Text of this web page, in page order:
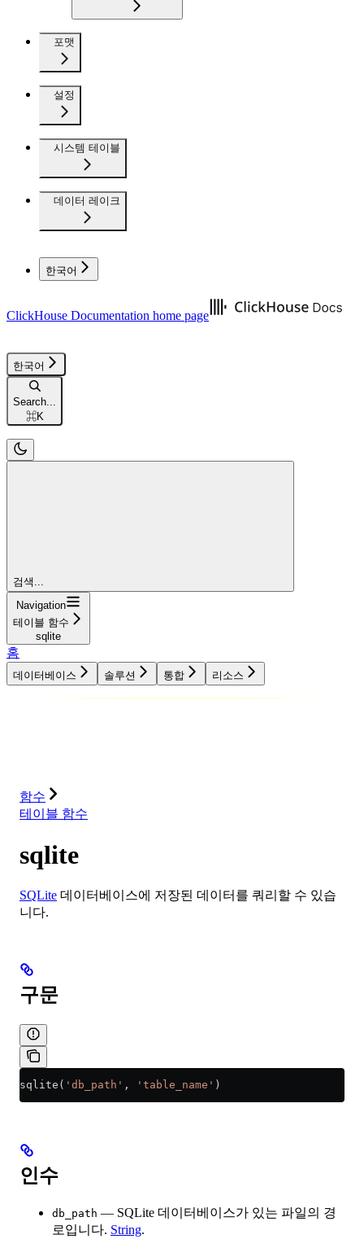
포맷
설정
시스템 테이블
데이터 레이크
한국어
ClickHouse Documentation home page
한국어
Search...
⌘K
검색...
Navigation
테이블 함수
sqlite
홈
데이터베이스 솔루션 통합 리소스
함수
테이블 함수
sqlite
SQLite 데이터베이스에 저장된 데이터를 쿼리할 수 있습
니다.
구문
sqlite( 'db_path' , 'table_name' )
인수
db_path — SQLite 데이터베이스가 있는 파일의 경
로입니다. String.